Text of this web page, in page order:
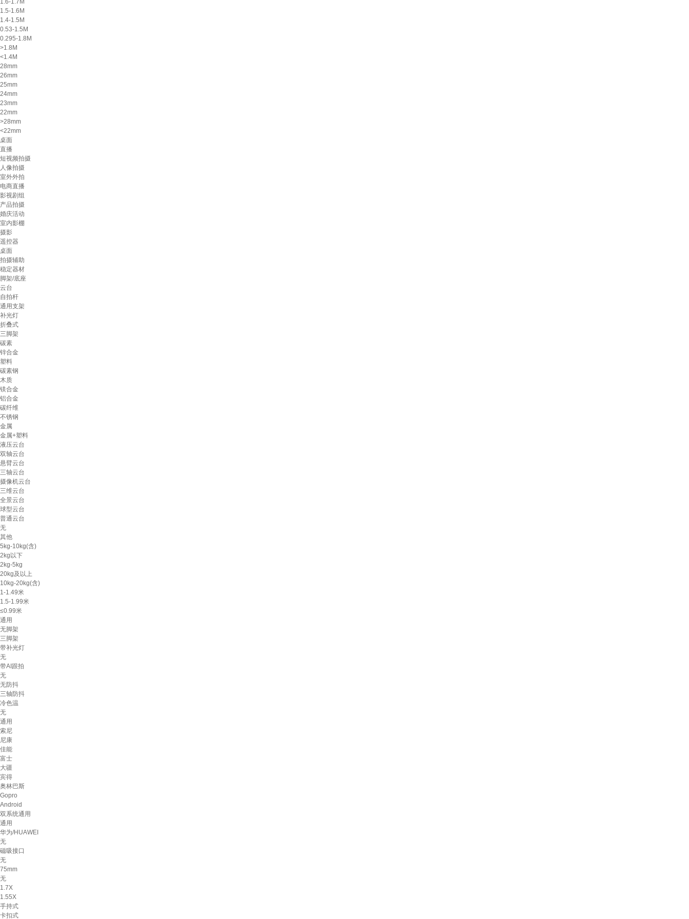
1.6-1.7M
1.5-1.6M
1.4-1.5M
0.53-1.5M
0.295-1.8M
>1.8M
<1.4M
28mm
26mm
25mm
24mm
23mm
22mm
>28mm
<22mm
桌面
直播
短视频拍摄
人像拍摄
室外外拍
电商直播
影视剧组
产品拍摄
婚庆活动
室内影棚
摄影
遥控器
桌面
拍摄辅助
稳定器材
脚架/底座
云台
自拍杆
通用支架
补光灯
折叠式
三脚架
碳素
锌合金
塑料
碳素钢
木质
镁合金
铝合金
碳纤维
不锈钢
金属
金属+塑料
液压云台
双轴云台
悬臂云台
三轴云台
摄像机云台
三维云台
全景云台
球型云台
普通云台
无
其他
5kg-10kg(含)
2kg以下
2kg-5kg
20kg及以上
10kg-20kg(含)
1-1.49米
1.5-1.99米
≤0.99米
通用
无脚架
三脚架
带补光灯
无
带AI跟拍
无
无防抖
三轴防抖
冷色温
无
通用
索尼
尼康
佳能
富士
大疆
宾得
奥林巴斯
Gopro
Android
双系统通用
通用
华为/HUAWEI
无
磁吸接口
无
75mm
无
1.7X
1.55X
手持式
卡扣式